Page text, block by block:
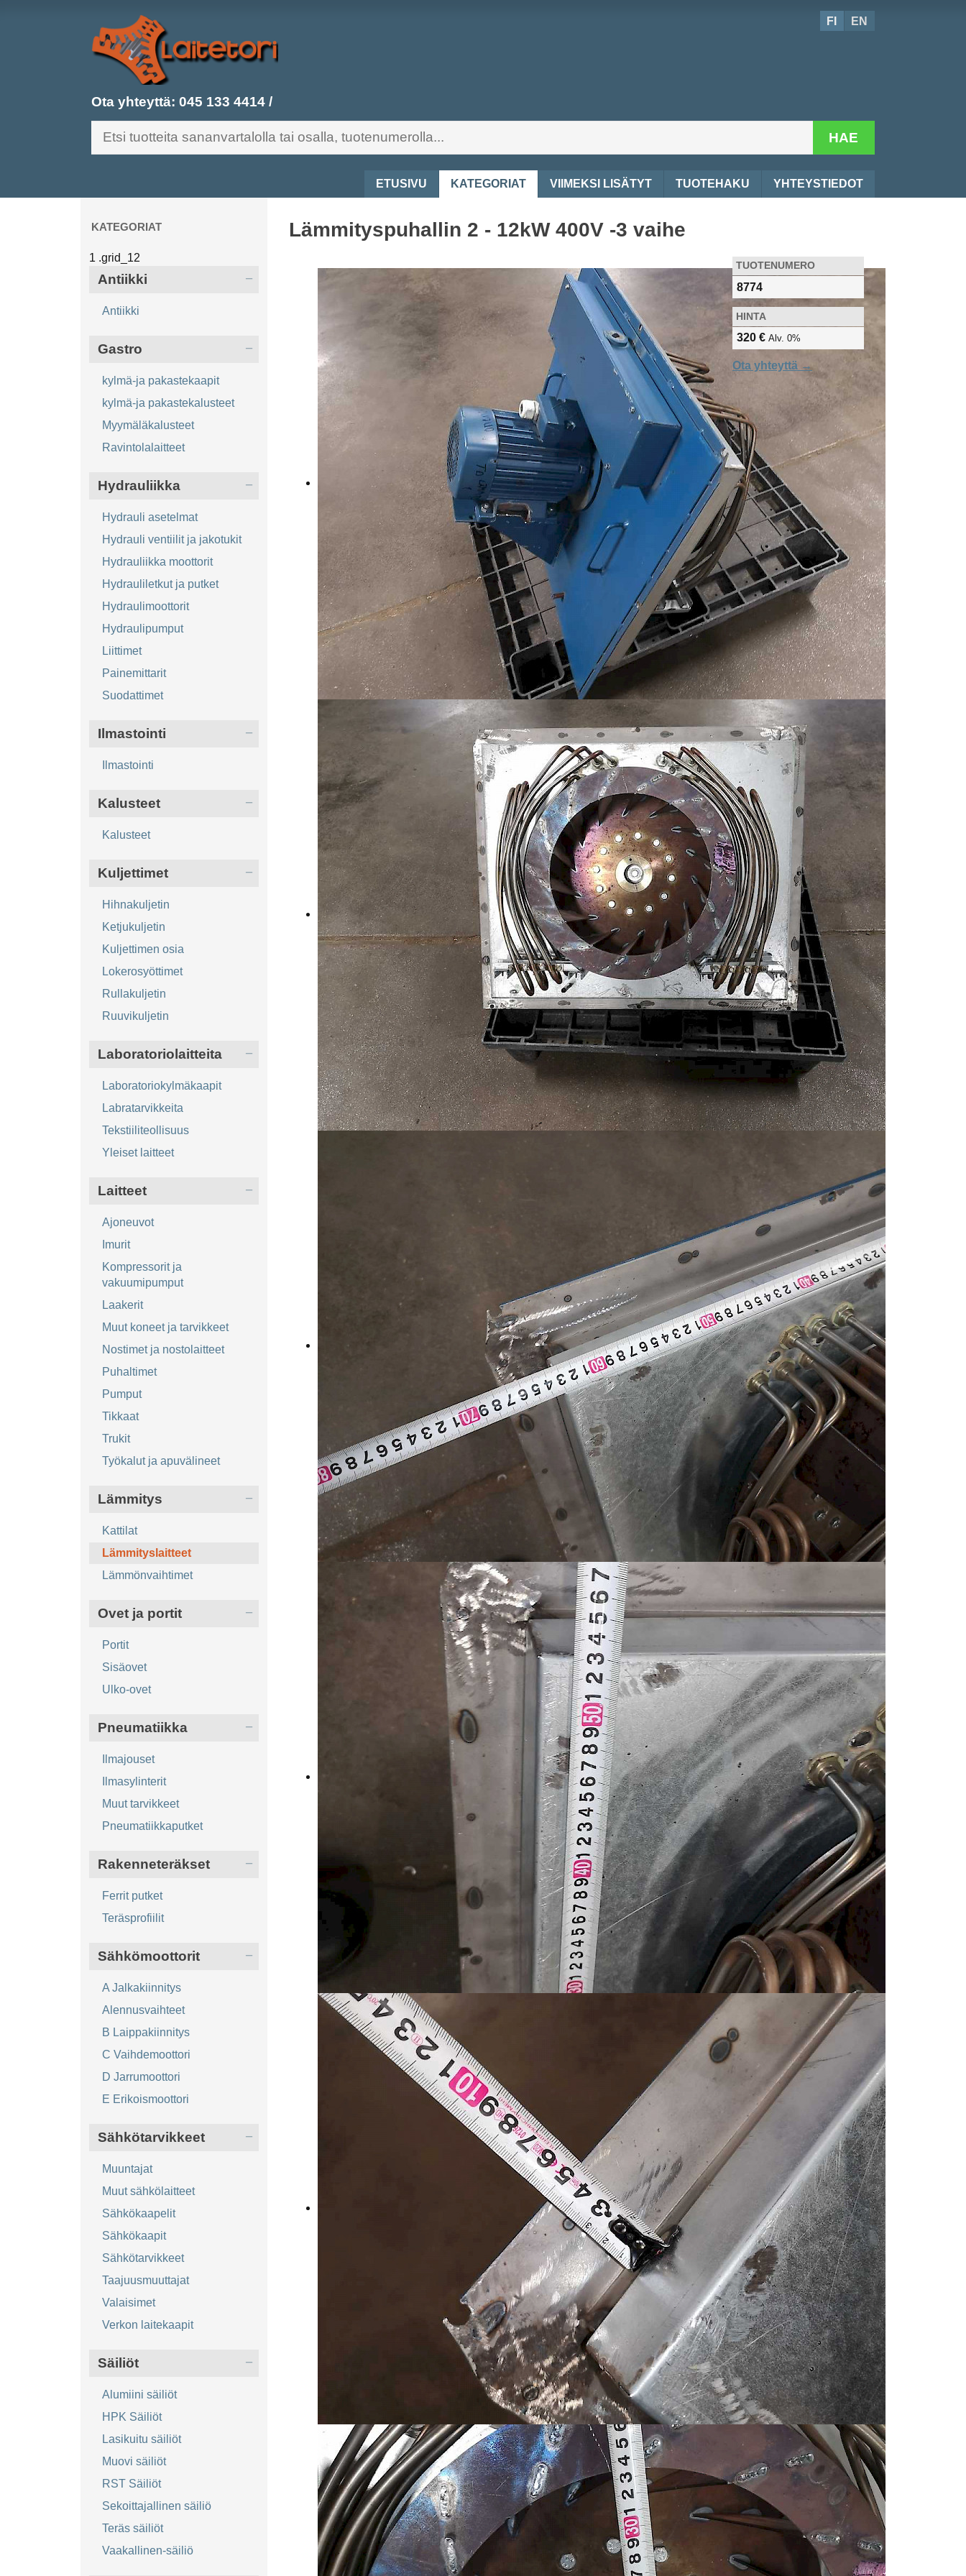
Ota yhteyttä: 045 133 4414 /
HAE
FI EN
ETUSIVU KATEGORIAT VIIMEKSI LISÄTYT TUOTEHAKU YHTEYSTIEDOT
Lämmityspuhallin 2 - 12kW 400V -3 vaihe
TUOTENUMERO
8774
HINTA
320 € Alv. 0%
Ota yhteyttä →
KATEGORIAT
Antiikki
Antiikki
Gastro
kylmä-ja pakastekaapit
kylmä-ja pakastekalusteet
Myymäläkalusteet
Ravintolalaitteet
Hydrauliikka
Hydrauli asetelmat
Hydrauli ventiilit ja jakotukit
Hydrauliikka moottorit
Hydrauliletkut ja putket
Hydraulimoottorit
Hydraulipumput
Liittimet
Painemittarit
Suodattimet
Ilmastointi
Ilmastointi
Kalusteet
Kalusteet
Kuljettimet
Hihnakuljetin
Ketjukuljetin
Kuljettimen osia
Lokerosyöttimet
Rullakuljetin
Ruuvikuljetin
Laboratoriolaitteita
Laboratoriokylmäkaapit
Labratarvikkeita
Tekstiiliteollisuus
Yleiset laitteet
Laitteet
Ajoneuvot
Imurit
Kompressorit ja
vakuumipumput
Laakerit
Muut koneet ja tarvikkeet
Nostimet ja nostolaitteet
Puhaltimet
Pumput
Tikkaat
Trukit
Työkalut ja apuvälineet
Lämmitys
Kattilat
Lämmityslaitteet
Lämmönvaihtimet
Ovet ja portit
Portit
Sisäovet
Ulko-ovet
Pneumatiikka
Ilmajouset
Ilmasylinterit
Muut tarvikkeet
Pneumatiikkaputket
Rakenneteräkset
Ferrit putket
Teräsprofiilit
Sähkömoottorit
A Jalkakiinnitys
Alennusvaihteet
B Laippakiinnitys
C Vaihdemoottori
D Jarrumoottori
E Erikoismoottori
Sähkötarvikkeet
Muuntajat
Muut sähkölaitteet
Sähkökaapelit
Sähkökaapit
Sähkötarvikkeet
Taajuusmuuttajat
Valaisimet
Verkon laitekaapit
Säiliöt
Alumiini säiliöt
HPK Säiliöt
Lasikuitu säiliöt
Muovi säiliöt
RST Säiliöt
Sekoittajallinen säiliö
Teräs säiliöt
Vaakallinen-säiliö